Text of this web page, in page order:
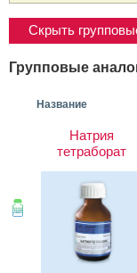
Скрыть
Групповые
Название
Натрия
тетраборат